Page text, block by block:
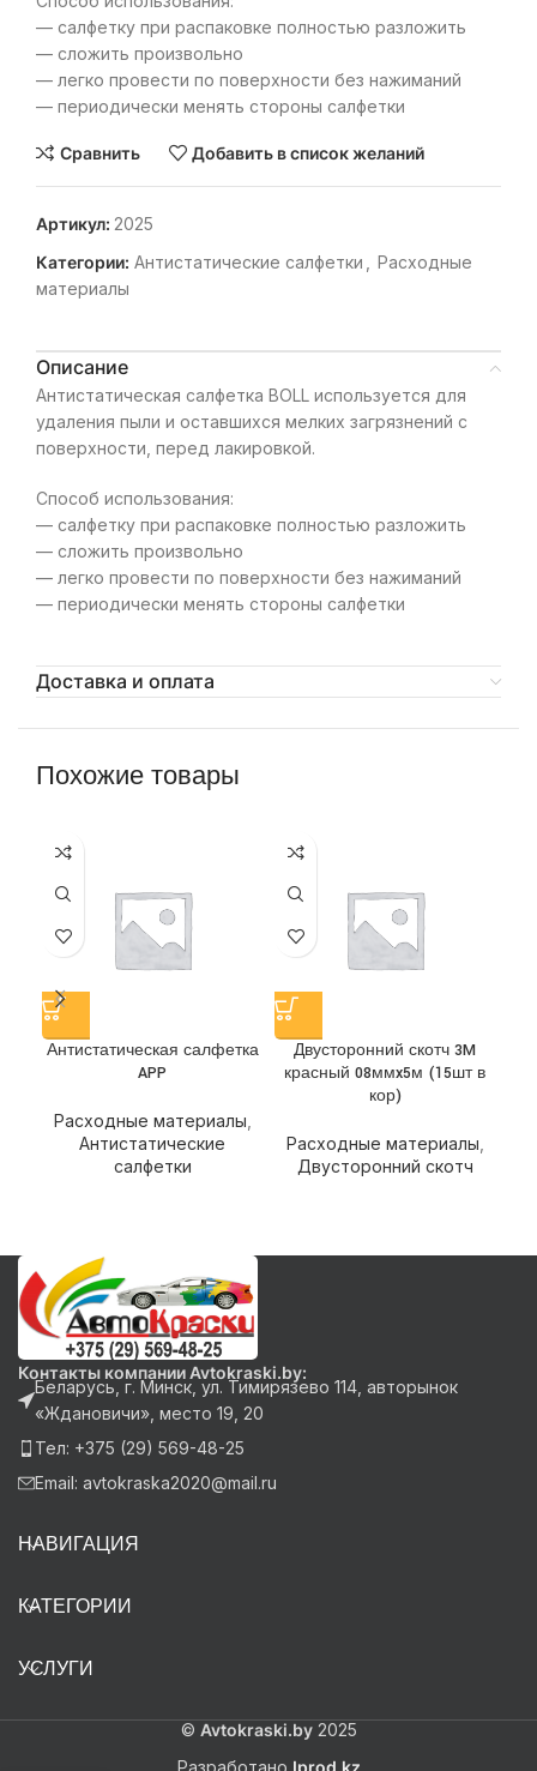
— салфетку при распаковке полностью разложить
— сложить произвольно
— легко провести по поверхности без нажиманий
— периодически менять стороны салфетки
Сравнить Добавить в список желаний
Артикул: 2025
Категории: Антистатические салфетки
Расходные
материалы
Описание
Антистатическая салфетка BOLL используется для
удаления пыли и оставшихся мелких загрязнений с
поверхности, перед лакировкой.
Способ использования:
— салфетку при распаковке полностью разложить
— сложить произвольно
— легко провести по поверхности без нажиманий
— периодически менять стороны салфетки
Доставка и оплата
Похожие товары
Антистатическая салфетка
APP
Расходные материалы
Антистатические
салфетки
Двусторонний скотч 3M
красный 08ммx5м (15шт в
кор)
Расходные материалы
Двусторонний скотч
Контакты компании Avtokraski.by:
Беларусь, г. Минск, ул. Тимирязево 114, авторынок
«Ждановичи», место 19, 20
Тел: +375 (29) 569-48-25
Email: avtokraska2020@mail.ru
НАВИГАЦИЯ
КАТЕГОРИИ
УСЛУГИ
© Avtokraski.by2025
Разработано Iprod.kz